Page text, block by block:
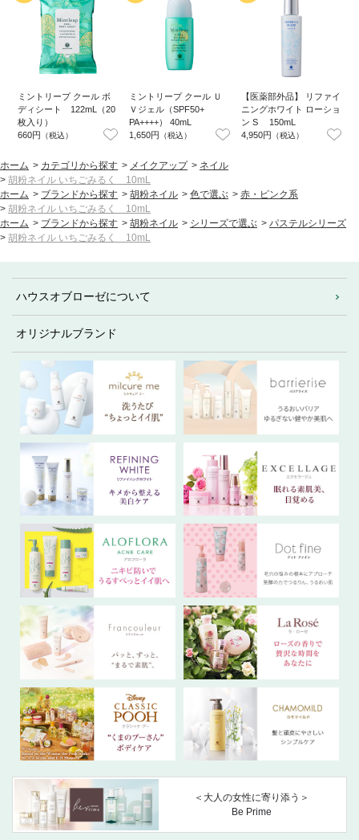
ミントリープ クール ボ
ディシート 122mL（20
枚入り）
660円 （税込）
ミントリープ クール Ｕ
Ｖジェル（SPF50+
PA++++） 40mL
1,650円
（税込）
【医薬部外品】 リファイ
ニングホワイト ローショ
ン S 150mL
4,950円 （税込）
ホーム > カテゴリから探す > メイクアップ > ネイル
> 胡粉ネイル いちごみるく 10mL
ホーム > ブランドから探す > 胡粉ネイル > 色で選ぶ > 赤・ピンク系
> 胡粉ネイル いちごみるく 10mL
ホーム > ブランドから探す > 胡粉ネイル > シリーズで選ぶ > パステルシリーズ
> 胡粉ネイル いちごみるく 10mL
ハウスオブローゼについて
オリジナルブランド
＜大人の女性に寄り添う＞
Be Prime